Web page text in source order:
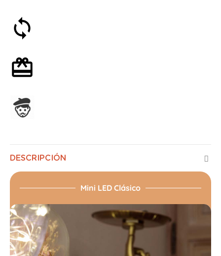
DESCRIPCIÓN
Mini LED Clásico